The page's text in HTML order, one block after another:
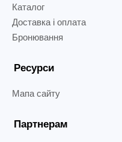
Каталог
Доставка і оплата
Бронювання
Ресурси
Мапа сайту
Партнерам